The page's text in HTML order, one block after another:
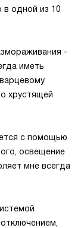
одной из 10
-
иметь
хрустящей
с помощью
освещение
мне всегда